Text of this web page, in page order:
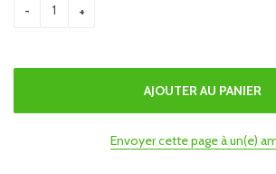
Envoyer cette page à un(e)